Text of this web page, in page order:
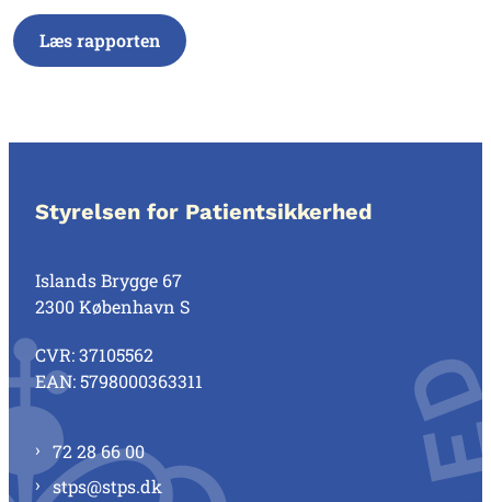
Læs rapporten
Styrelsen for Patientsikkerhed
Islands Brygge 67
2300 København S
CVR: 37105562
EAN: 5798000363311
72 28 66 00
stps@stps.dk